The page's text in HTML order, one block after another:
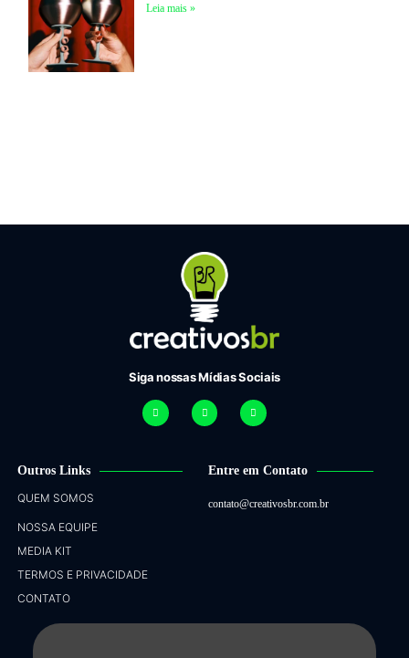
Leia mais »
Siga nossas Mídias Sociais
Outros Links
QUEM SOMOS
NOSSA EQUIPE
MEDIA KIT
TERMOS E PRIVACIDADE
CONTATO
Entre em Contato
contato@creativosbr.com.br